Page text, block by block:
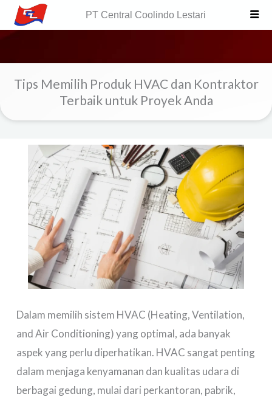
PT Central Coolindo Lestari
Tips Memilih Produk HVAC dan Kontraktor
Terbaik untuk Proyek Anda
Dalam memilih sistem HVAC (Heating, Ventilation,
and Air Conditioning) yang optimal, ada banyak
aspek yang perlu diperhatikan. HVAC sangat penting
dalam menjaga kenyamanan dan kualitas udara di
berbagai gedung, mulai dari perkantoran, pabrik,